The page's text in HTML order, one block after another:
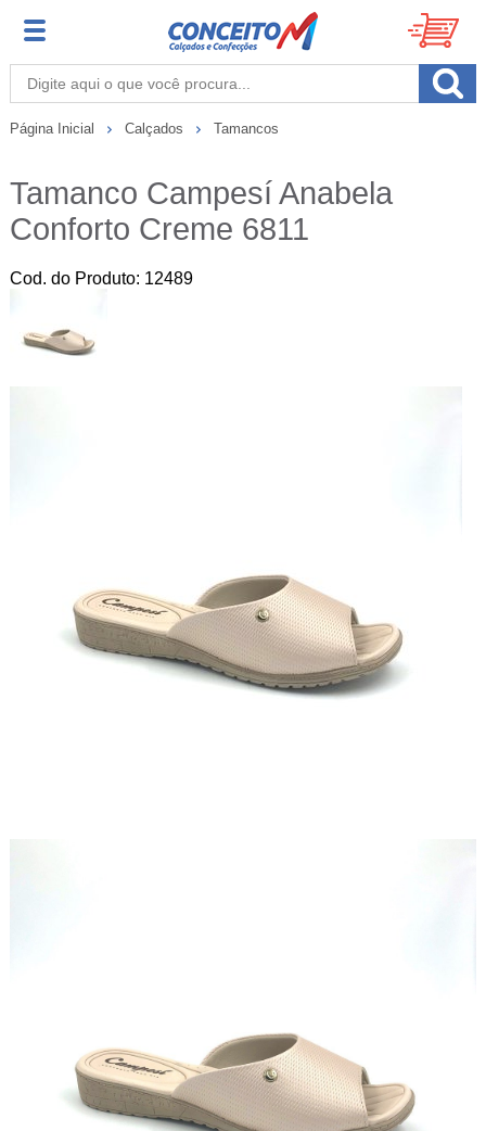
Página Inicial Calçados Tamancos
Tamanco Campesí Anabela
Conforto Creme 6811
Cod. do Produto: 12489